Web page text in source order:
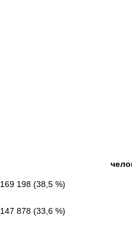
169 198 (38,5 %)
147 878 (33,6 %)